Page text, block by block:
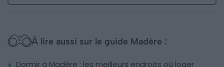
À lire aussi sur le guide Madère :
Dormir à Madère : les meilleurs endroits où loger